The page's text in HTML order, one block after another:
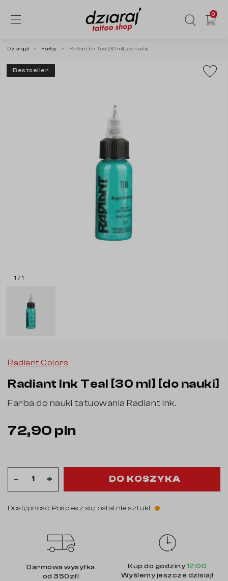
0
Dziaraj.pl Farby Radiant Ink Teal [30 ml] [do nauki]
Bestseller
1 / 1
Radiant Colors
Radiant Ink Teal [30 ml] [do nauki]
Farba do nauki tatuowania Radiant Ink.
72,90 pln
Dostępność: Pośpiesz się, ostatnie sztuki
- + DO KOSZYKA
Darmowa wysyłka
od 350zł!
Kup do godziny12:00
Wyślemy jeszcze dzisiaj!